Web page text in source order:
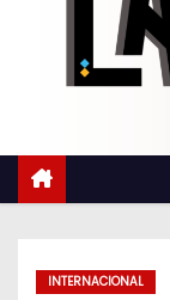
INTERNACIONAL